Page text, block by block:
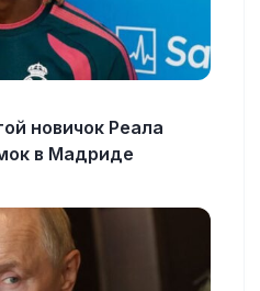
новичок Реала
в Мадриде